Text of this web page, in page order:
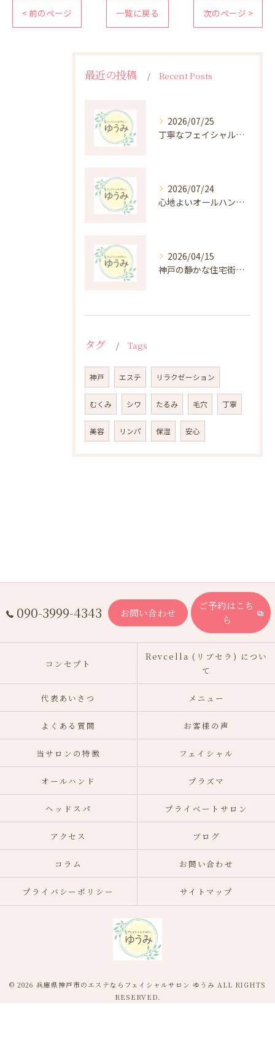
< 前のページ 一覧に戻る 次のページ >
最近の投稿 Recent Posts
2026/07/25
丁寧なフェイシャルケアがもたらす肌悩み改善の秘密
2026/07/24
心地よいオールハンド施術の癒しと効果を深掘り
2026/04/15
神戸の静かな住宅街にある癒しのプライベートエステ体験
タグ Tags
神戸 エステ リラクゼーション
むくみ シワ たるみ 毛穴 丁寧
美容 リンパ 保湿 安心
090-3999-4343 お問い合わせ
ご予約はこち
ら
コンセプト
Revcella (リブセラ) につい
て
代表あいさつ メニュー
よくある質問 お客様の声
当サロンの特徴 フェイシャル
オールハンド プラズマ
ヘッドスパ プライベートサロン
アクセス ブログ
コラム お問い合わせ
プライバシーポリシー サイトマップ
© 2026 兵庫県神戸市のエステならフェイシャルサロン ゆうみ ALL RIGHTS
RESERVED.